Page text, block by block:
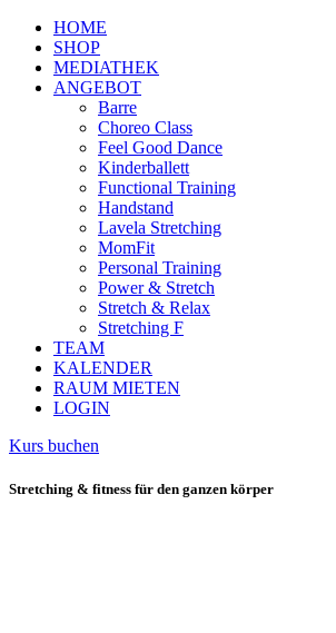
HOME
SHOP
MEDIATHEK
ANGEBOT
Barre
Choreo Class
Feel Good Dance
Kinderballett
Functional Training
Handstand
Lavela Stretching
MomFit
Personal Training
Power & Stretch
Stretch & Relax
Stretching F
TEAM
KALENDER
RAUM MIETEN
LOGIN
Kurs buchen
Stretching & fitness für den ganzen körper